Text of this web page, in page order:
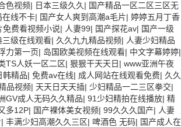
色视频| 日本三级久久 | 国产精品一区二区三区无
在线不卡| 国产女人爽到高潮a毛片| 婷婷五月丁香
免费看视频小说| 人妻99| 国产探花av| 国产一级
三级在线观看| 久久九九精品视频| 人妻少妇精品
力第一页| 岛国欧美视频在线观看| 中文字幕婷婷|
TS人妖一区二区| 狠狠干天天日 | www亚洲午夜
韩精品| 免费av在线| 成人网站在线观看免费| 久久
品视频| 天天日天天插| 少妇精品一二三区拳交|
GV成人无码久久精品| 91少妇精拍在线播放| 精
多12P| 国产裸体美女视频| 99久久久国产| 人妻
| 丰满少妇高潮久久三区| 啤酒色 无码| 国产成人在